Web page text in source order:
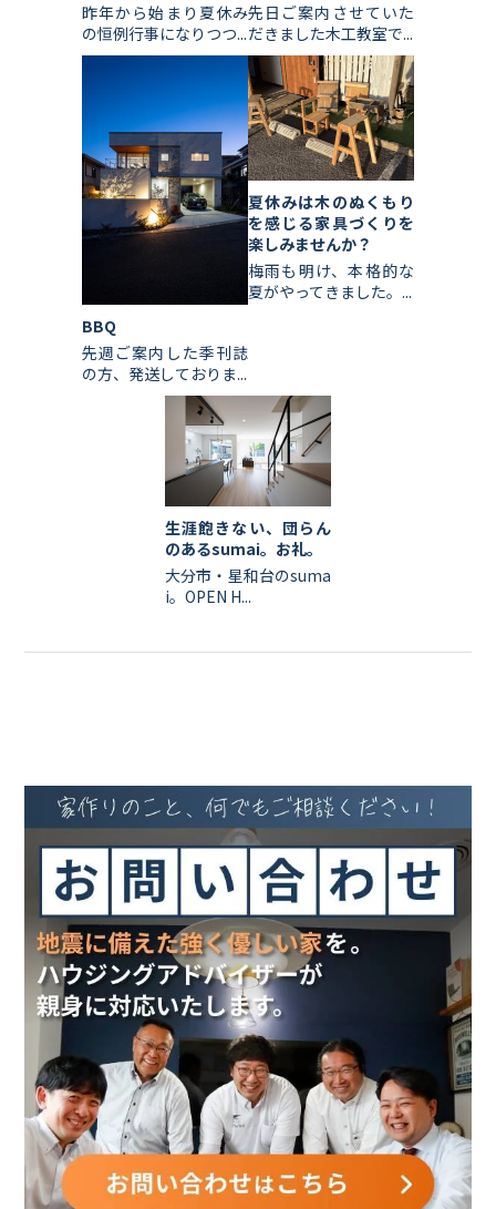
昨年から始まり夏休み
の恒例行事になりつつ...
先日ご案内させていた
だきました木工教室で...
BBQ
先週ご案内した季刊誌
の方、発送しておりま...
夏休みは木のぬくもり
を感じる家具づくりを
楽しみませんか？
梅雨も明け、本格的な
夏がやってきました。...
生涯飽きない、団らん
のあるsumai。お礼。
大分市・星和台のsuma
i。OPEN H...